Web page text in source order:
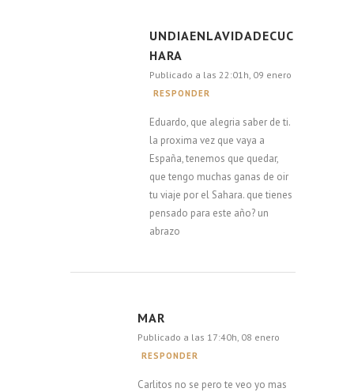
UNDIAENLAVIDADECUC
HARA
Publicado a las 22:01h, 09 enero
RESPONDER
Eduardo, que alegria saber de ti.
la proxima vez que vaya a
España, tenemos que quedar,
que tengo muchas ganas de oir
tu viaje por el Sahara. que tienes
pensado para este año? un
abrazo
MAR
Publicado a las 17:40h, 08 enero
RESPONDER
Carlitos no se pero te veo yo mas